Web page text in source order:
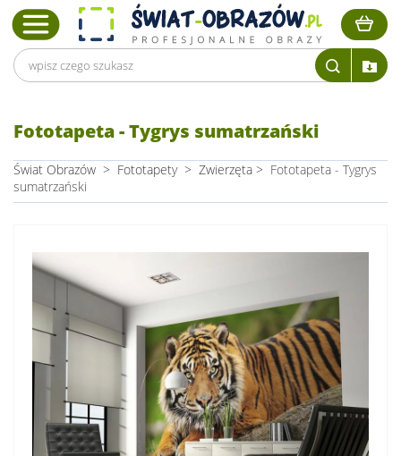
Fototapeta - Tygrys sumatrzański
Świat Obrazów > Fototapety > Zwierzęta > Fototapeta - Tygrys
sumatrzański